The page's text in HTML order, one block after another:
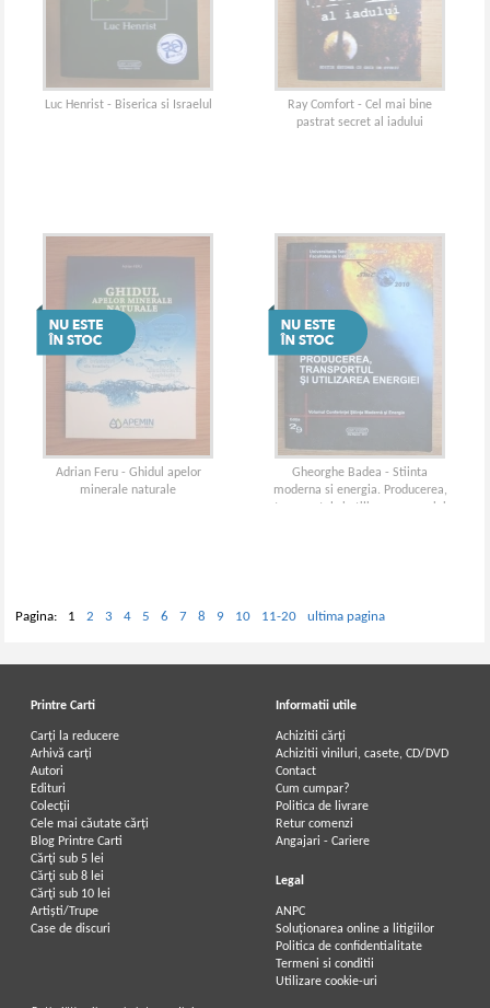
Luc Henrist - Biserica si Israelul
Ray Comfort - Cel mai bine
pastrat secret al iadului
Adrian Feru - Ghidul apelor
minerale naturale
Gheorghe Badea - Stiinta
moderna si energia. Producerea,
transportul si utilizarea energiei
Pagina: 1 2 3 4 5 6 7 8 9 10 11-20 ultima pagina
Printre Carti
Carți la reducere
Arhivă carți
Autori
Edituri
Colecții
Cele mai căutate cărți
Blog Printre Carti
Cărţi sub 5 lei
Cărţi sub 8 lei
Cărţi sub 10 lei
Artiști/Trupe
Case de discuri
Informatii utile
Achizitii cărți
Achizitii viniluri, casete, CD/DVD
Contact
Cum cumpar?
Politica de livrare
Retur comenzi
Angajari - Cariere
Legal
ANPC
Soluționarea online a litigiilor
Politica de confidentialitate
Termeni si conditii
Utilizare cookie-uri